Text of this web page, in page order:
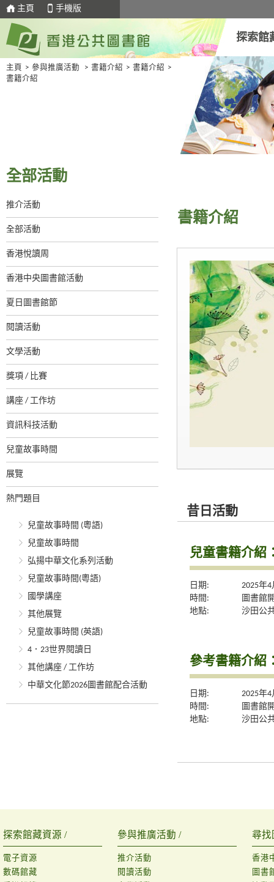
主頁 手機版
探索館
主頁 > 參與推廣活動 > 書籍介紹 > 書籍介紹 >
書籍介紹
全部活動
推介活動
全部活動
香港悅讀周
香港中央圖書館活動
夏日圖書館節
閱讀活動
文學活動
獎項 / 比賽
講座 / 工作坊
資訊科技活動
兒童故事時間
展覽
熱門題目
兒童故事時間 (粵語)
兒童故事時間
弘揚中華文化系列活動
兒童故事時間(粵語)
國學講座
其他展覽
兒童故事時間 (英語)
4．23世界閱讀日
其他講座 / 工作坊
中華文化節2026圖書館配合活動
書籍介紹
昔日活動
兒童書籍介紹
日期:
2025年
時間:
圖書館
地點:
沙田公
參考書籍介紹
日期:
2025年
時間:
圖書館
地點:
沙田公
探索館藏資源 /
電子資源
數碼館藏
參與推廣活動 /
推介活動
閱讀活動
尋找
香港
圖書